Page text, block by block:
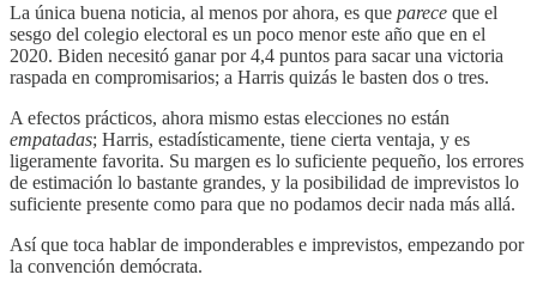
La única buena noticia, al menos por ahora, es que parece que el
sesgo del colegio electoral es un poco menor este año que en el
2020. Biden necesitó ganar por 4,4 puntos para sacar una victoria
raspada en compromisarios; a Harris quizás le basten dos o tres.
A efectos prácticos, ahora mismo estas elecciones no están
empatadas; Harris, estadísticamente, tiene cierta ventaja, y es
ligeramente favorita. Su margen es lo suficiente pequeño, los errores
de estimación lo bastante grandes, y la posibilidad de imprevistos lo
suficiente presente como para que no podamos decir nada más allá.
Así que toca hablar de imponderables e imprevistos, empezando por
la convención demócrata.